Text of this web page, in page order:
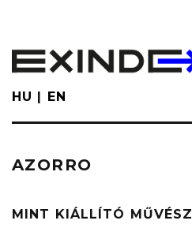
main
content
HU EN
AZORRO
MINT KIÁLLÍTÓ MŰVÉSZ